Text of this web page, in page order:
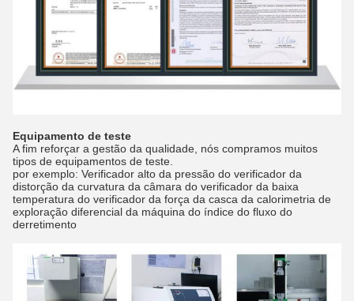
Equipamento de teste
A fim reforçar a gestão da qualidade, nós compramos muitos
tipos de equipamentos de teste.
por exemplo: Verificador alto da pressão do verificador da
distorção da curvatura da câmara do verificador da baixa
temperatura do verificador da força da casca da calorimetria de
exploração diferencial da máquina do índice do fluxo do
derretimento